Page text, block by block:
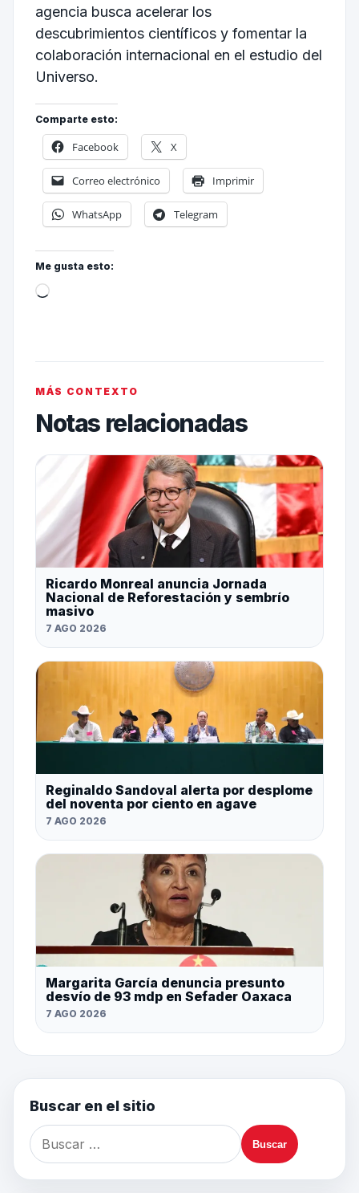
agencia busca acelerar los
descubrimientos científicos y fomentar la
colaboración internacional en el estudio del
Universo.
Comparte esto:
Facebook X
Correo electrónico Imprimir
WhatsApp Telegram
Me gusta esto:
MÁS CONTEXTO
Notas relacionadas
Ricardo Monreal anuncia Jornada
Nacional de Reforestación y sembrío
masivo
7 AGO 2026
Reginaldo Sandoval alerta por desplome
del noventa por ciento en agave
7 AGO 2026
Margarita García denuncia presunto
desvío de 93 mdp en Sefader Oaxaca
7 AGO 2026
Buscar en el sitio